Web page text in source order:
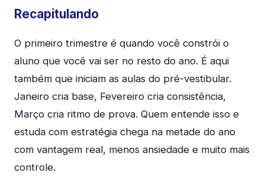
Recapitulando
O primeiro trimestre é quando você constrói o
aluno que você vai ser no resto do ano. É aqui
também que iniciam as aulas do pré-vestibular.
Janeiro cria base, Fevereiro cria consistência,
Março cria ritmo de prova. Quem entende isso e
estuda com estratégia chega na metade do ano
com vantagem real, menos ansiedade e muito mais
controle.